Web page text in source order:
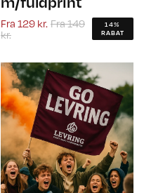
Fra 129 kr. Fra149
kr.
14%
RABAT